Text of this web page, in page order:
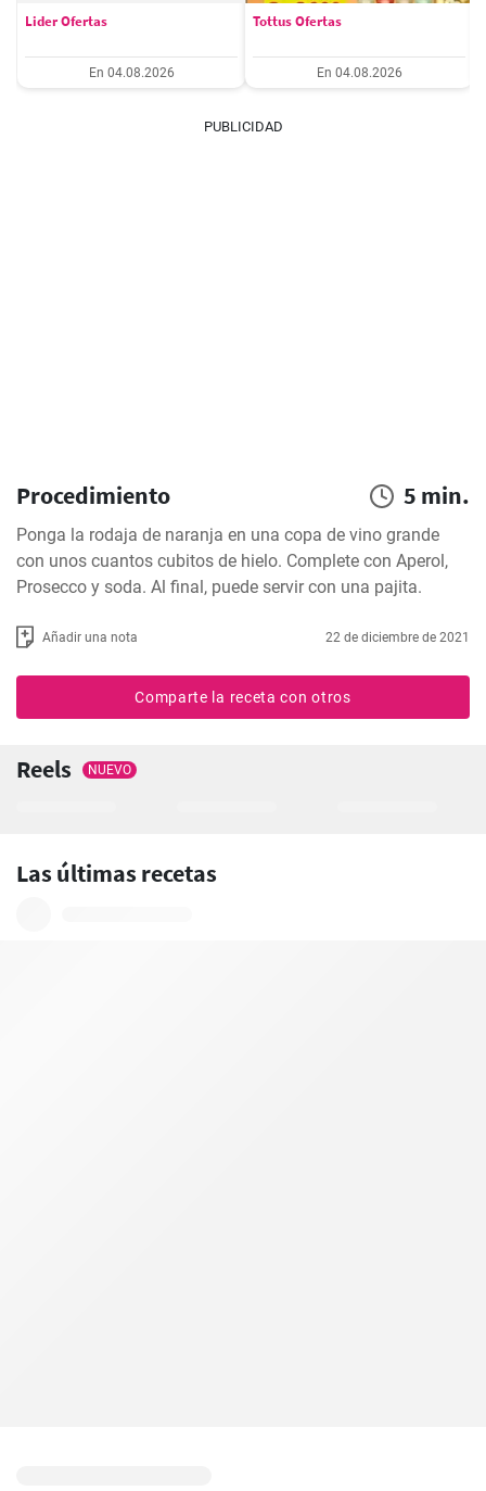
Lider Ofertas
En 04.08.2026
Tottus Ofertas
En 04.08.2026
PUBLICIDAD
Procedimiento 5 min.
Ponga la rodaja de naranja en una copa de vino grande
con unos cuantos cubitos de hielo. Complete con Aperol,
Prosecco y soda. Al final, puede servir con una pajita.
Añadir una nota 22 de diciembre de 2021
Comparte la receta con otros
Reels NUEVO
Las últimas recetas